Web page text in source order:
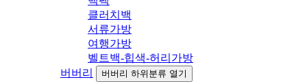
클러치백
서류가방
여행가방
벨트백-힙색-허리가방
버버리
버버리 하위분류 열기